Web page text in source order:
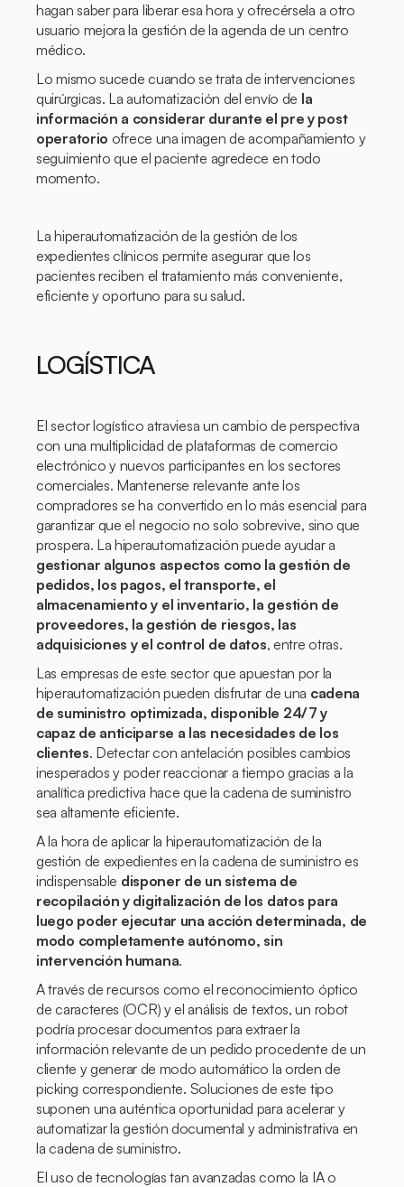
hagan saber para liberar esa hora y ofrecérsela a otro
usuario mejora la gestión de la agenda de un centro
médico.
Lo mismo sucede cuando se trata de intervenciones
quirúrgicas. La automatización del envío de la
información a considerar durante el pre y post
operatorio ofrece una imagen de acompañamiento y
seguimiento que el paciente agredece en todo
momento.
La hiperautomatización de la gestión de los
expedientes clínicos permite asegurar que los
pacientes reciben el tratamiento más conveniente,
eficiente y oportuno para su salud.
LOGÍSTICA
El sector logístico atraviesa un cambio de perspectiva
con una multiplicidad de plataformas de comercio
electrónico y nuevos participantes en los sectores
comerciales. Mantenerse relevante ante los
compradores se ha convertido en lo más esencial para
garantizar que el negocio no solo sobrevive, sino que
prospera. La hiperautomatización puede ayudar a
gestionar algunos aspectos como la gestión de
pedidos, los pagos, el transporte, el
almacenamiento y el inventario, la gestión de
proveedores, la gestión de riesgos, las
adquisiciones y el control de datos, entre otras.
Las empresas de este sector que apuestan por la
hiperautomatización pueden disfrutar de una cadena
de suministro optimizada, disponible 24/7 y
capaz de anticiparse a las necesidades de los
clientes. Detectar con antelación posibles cambios
inesperados y poder reaccionar a tiempo gracias a la
analítica predictiva hace que la cadena de suministro
sea altamente eficiente.
A la hora de aplicar la hiperautomatización de la
gestión de expedientes en la cadena de suministro es
indispensable disponer de un sistema de
recopilación y digitalización de los datos para
luego poder ejecutar una acción determinada, de
modo completamente autónomo, sin
intervención humana.
A través de recursos como el reconocimiento óptico
de caracteres (OCR) y el análisis de textos, un robot
podría procesar documentos para extraer la
información relevante de un pedido procedente de un
cliente y generar de modo automático la orden de
picking correspondiente. Soluciones de este tipo
suponen una auténtica oportunidad para acelerar y
automatizar la gestión documental y administrativa en
la cadena de suministro.
El uso de tecnologías tan avanzadas como la IA o